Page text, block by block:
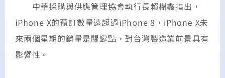
中華採購與供應管理協會執行長賴樹鑫指出，
iPhone X的預訂數量遠超過iPhone 8，iPhone X未
來兩個星期的銷量是關鍵點，對台灣製造業前景具有
影響性。